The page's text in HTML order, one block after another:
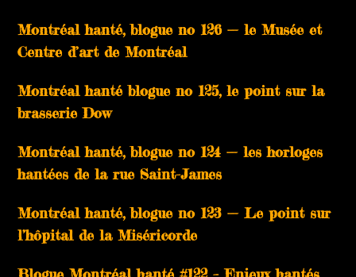
Montréal hanté, blogue no 126 — le Musée et
Centre d’art de Montréal
Montréal hanté blogue no 125, le point sur la
brasserie Dow
Montréal hanté, blogue no 124 — les horloges
hantées de la rue Saint-James
Montréal hanté, blogue no 123 — Le point sur
l’hôpital de la Miséricorde